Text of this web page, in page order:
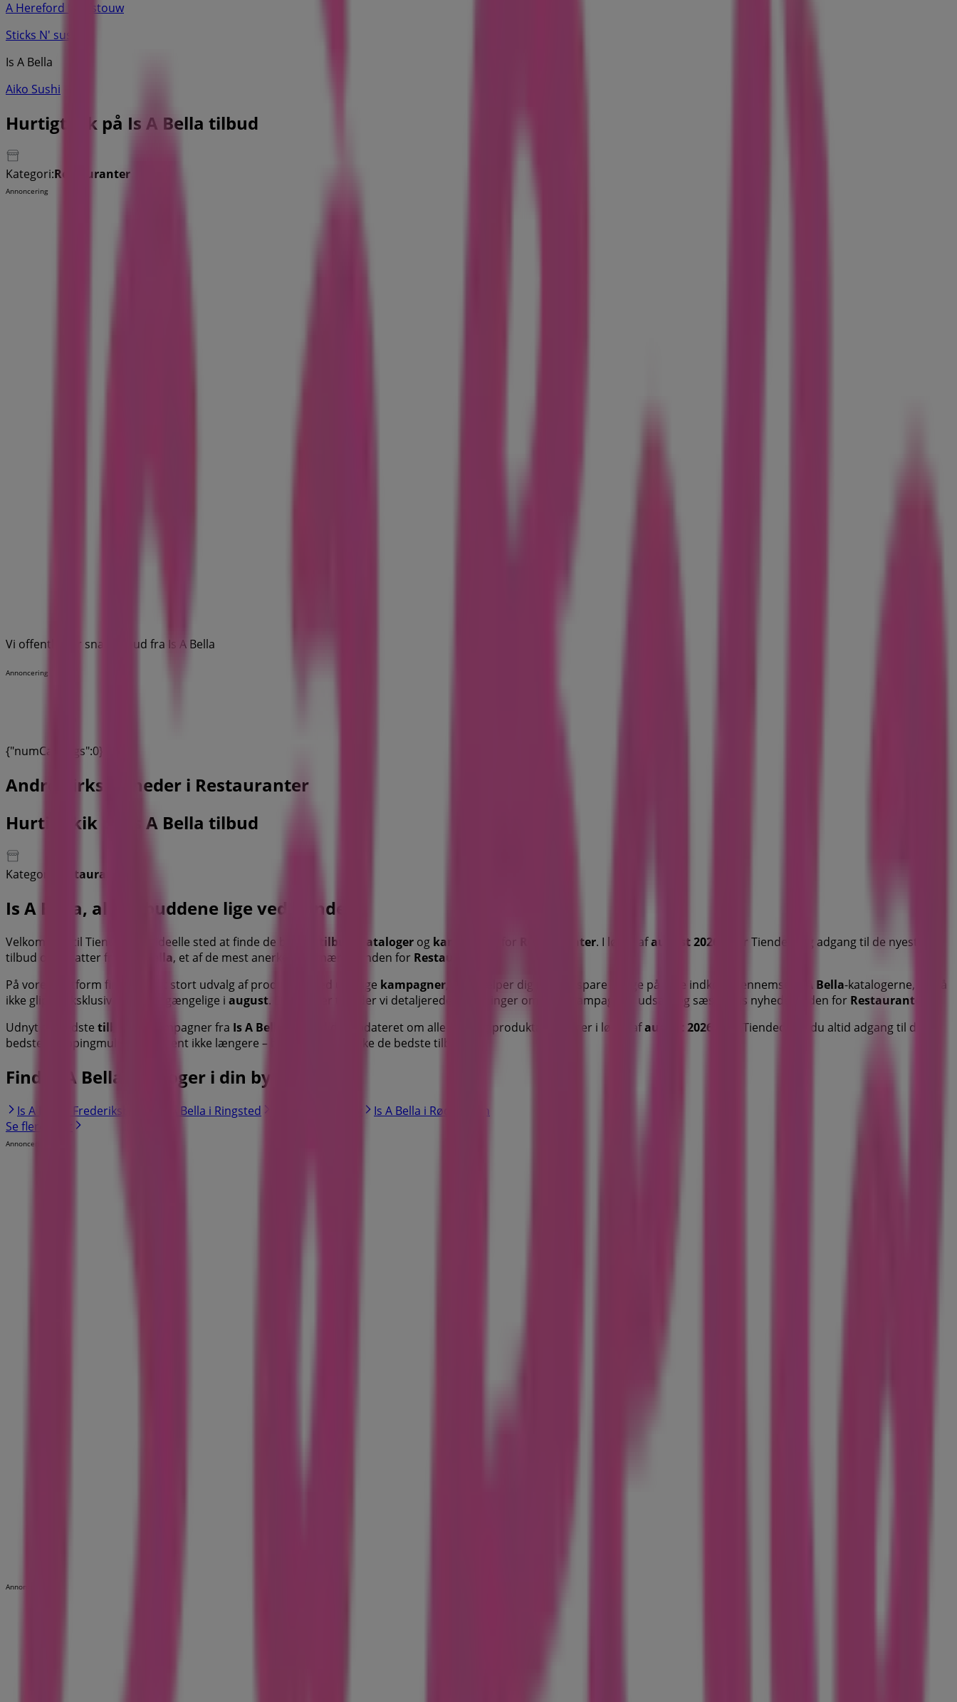
A Hereford Beefstouw
Sticks N' sushi
Is A Bella
Aiko Sushi
Hurtigt kik på Is A Bella tilbud
Kategori:Restauranter
Annoncering
Vi offentliggør snart tilbud fra Is A Bella
Annoncering
{"numCatalogs":0}
Andre virksomheder i Restauranter
Hurtigt kik på Is A Bella tilbud
Kategori: Restauranter
Is A Bella, alle tilbuddene lige ved hånden
Velkommen til Tiendeo, det ideelle sted at finde de bedste tilbud kataloger og kampagner Restauranter. I løbet afaugust 2026
giver Tiendeo dig adgang til de nyeste
tilbud og rabatter fra
Is A Bella, et af de mest anerkendte mærker inden for Restauranter
På vores platform finder du et stort udvalg af produkter med utrolige kampagner , der hjælper dig med at spare penge på dine indkøb. Gennemse Is A Bella-katalogerne, og gå
ikke glip af eksklusive tilbud tilgængelige i august. Derudover tilbyder vi detaljerede oplysninger om rabatkampagner, udsalg og sæsonens nyheder inden for Restauranter
Udnyt de bedste tilbud og kampagner fra Is A Bella og hold dig opdateret om alle pris- og produktændringer i løbet afaugust 2026
. Hos Tiendeo har du altid adgang til de
bedste shoppingmuligheder. Vent ikke længere – begynd at udforske de bedste tilbud nu!
Find Is A Bellakataloger i din by
Is A Bella i Frederiksberg Is A Bella i Ringsted
Is A Bella i Rødbyhavn
Se flere byer
Annoncering
Annoncering